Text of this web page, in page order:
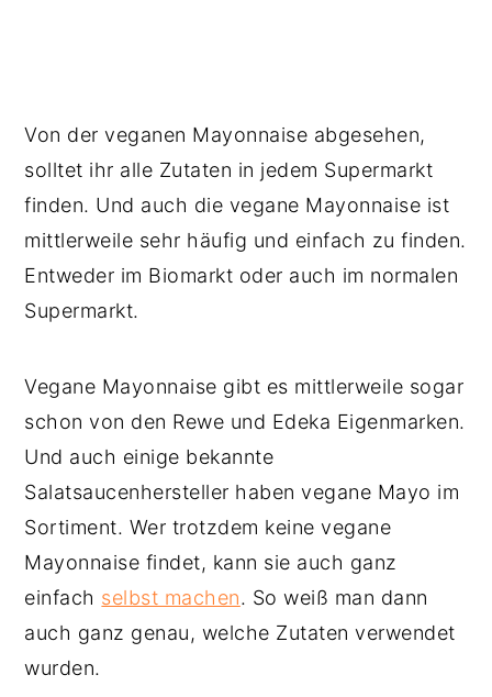
Von der veganen Mayonnaise abgesehen,
solltet ihr alle Zutaten in jedem Supermarkt
finden. Und auch die vegane Mayonnaise ist
mittlerweile sehr häufig und einfach zu finden.
Entweder im Biomarkt oder auch im normalen
Supermarkt.
Vegane Mayonnaise gibt es mittlerweile sogar
schon von den Rewe und Edeka Eigenmarken.
Und auch einige bekannte
Salatsaucenhersteller haben vegane Mayo im
Sortiment. Wer trotzdem keine vegane
Mayonnaise findet, kann sie auch ganz
einfach selbst machen. So weiß man dann
auch ganz genau, welche Zutaten verwendet
wurden.